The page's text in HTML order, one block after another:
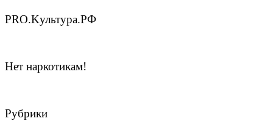
PRO.Kультура.РФ
Нет наркотикам!
Рубрики